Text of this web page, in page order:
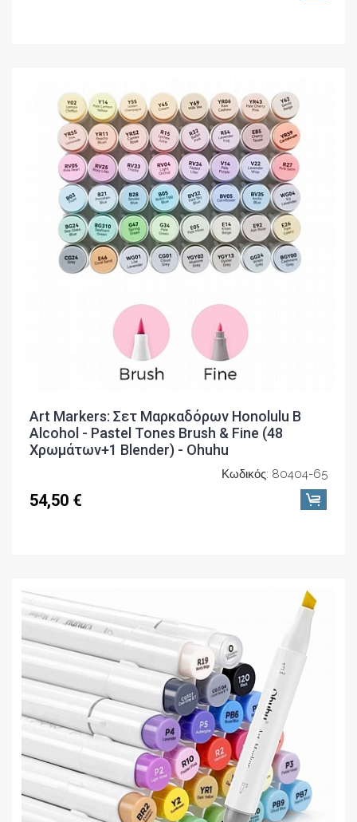
Art Markers: Σετ Μαρκαδόρων Honolulu Β
Alcohol - Pastel Tones Brush & Fine (48
Χρωμάτων+1 Blender) - Ohuhu
Κωδικός: 80404-65
54,50 €